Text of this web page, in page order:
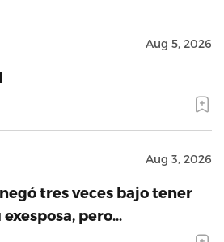
Aug 5, 2026
Aug 3, 2026
tres veces bajo tener
pero…